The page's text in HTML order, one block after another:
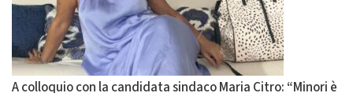
A colloquio con la candidata sindaco Maria Citro: “Minori è